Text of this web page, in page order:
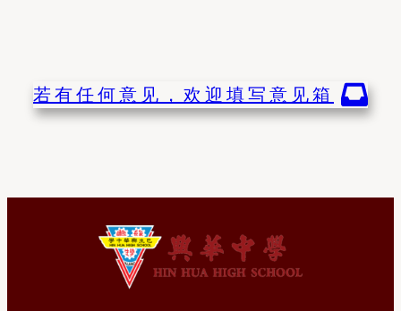
若有任何意见，欢迎填写意见箱